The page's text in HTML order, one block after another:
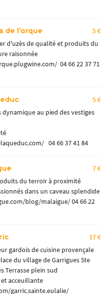
de l'arque
5 €
d'uzès de qualité et produits du
raisonnée
04 66 22 37 71
5 €
dynamique au pied des vestiges
04 66 37 41 84
7 €
du terroir à proximité
dans un caveau splendide
blog/malaigue/04 66 22
17 €
gardois de cuisine provençale
du village de Garrigues Ste
Terrasse plein sud
acceuillante
garric.sainte.eulalie/